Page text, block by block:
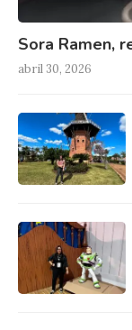
Sora Ramen,
abril 30, 2026